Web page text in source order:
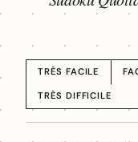
TRÈS FACILE
TRÈS DIFFICILE